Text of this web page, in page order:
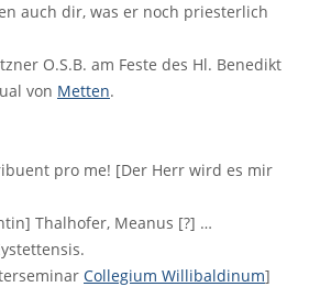
auch dir, was er noch priesterlich
O.S.B. am Feste des Hl. Benedikt
von Metten.
pro me! [Der Herr wird es mir
Thalhofer, Meanus [?] …
Collegium Willibaldinum]